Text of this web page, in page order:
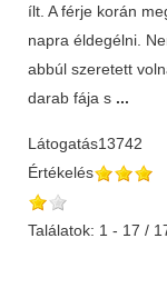
ílt. A férje korán
napra éldegélni.
abbúl szeretett
darab fája s ...
Látogatás13742
Értékelés
Találatok: 1 - 17 /